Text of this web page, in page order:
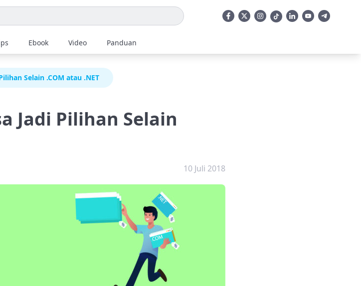
Ebook Video Panduan
Selain .COM atau .NET
Jadi Pilihan Selain
10 Juli 2018